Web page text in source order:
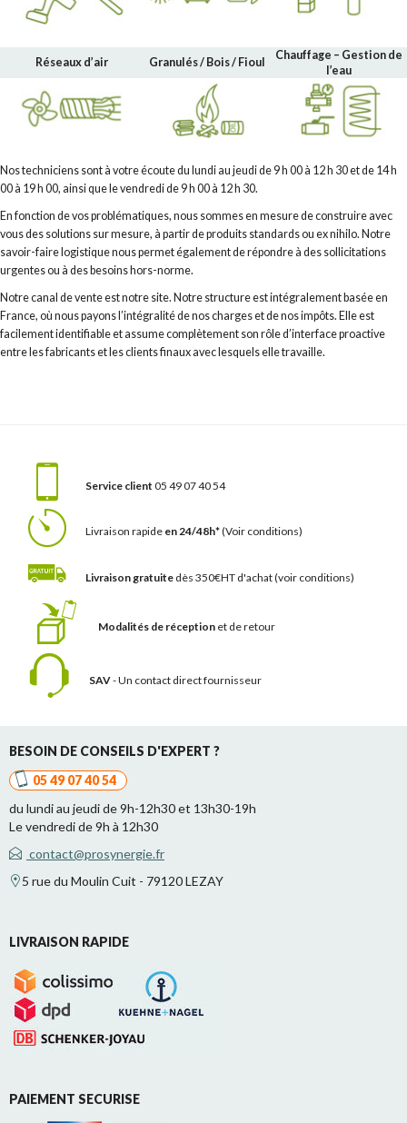
Réseaux d’air Granulés / Bois / Fioul
Chauffage – Gestion de
l’eau
Nos techniciens sont à votre écoute du lundi au jeudi de 9 h 00 à 12 h 30 et de 14 h
00 à 19 h 00, ainsi que le vendredi de 9 h 00 à 12 h 30.
En fonction de vos problématiques, nous sommes en mesure de construire avec
vous des solutions sur mesure, à partir de produits standards ou ex nihilo. Notre
savoir-faire logistique nous permet également de répondre à des sollicitations
urgentes ou à des besoins hors-norme.
Notre canal de vente est notre site. Notre structure est intégralement basée en
France, où nous payons l’intégralité de nos charges et de nos impôts. Elle est
facilement identifiable et assume complètement son rôle d’interface proactive
entre les fabricants et les clients finaux avec lesquels elle travaille.
Service client 05 49 07 40 54
Livraison rapide en 24/48h*(Voir conditions)
Livraison gratuite dès 350€HT d'achat(voir conditions)
Modalités de réception et de retour
SAV- Un contact direct fournisseur
BESOIN DE CONSEILS D'EXPERT ?
05 49 07 40 54
du lundi au jeudi de 9h-12h30 et 13h30-19h
Le vendredi de 9h à 12h30
contact@prosynergie.fr
5 rue du Moulin Cuit - 79120 LEZAY
LIVRAISON RAPIDE
PAIEMENT SECURISE